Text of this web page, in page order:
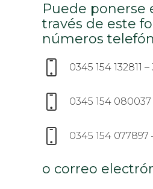
Puede ponerse
través de este
números
0345 154 132811
0345 154
0345 154 077897
o correo